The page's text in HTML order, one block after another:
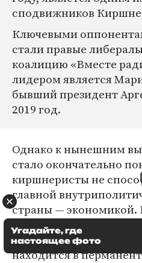
сподвижников
Ключевыми
стали правые
коалицию «Вместе
лидером является
бывший президент
2019 год.
Однако к нынешним
стало окончательно
киршнеристы не
главной
страны —
последних
найти источник
находится в
Угадайте, где
настоящее фото